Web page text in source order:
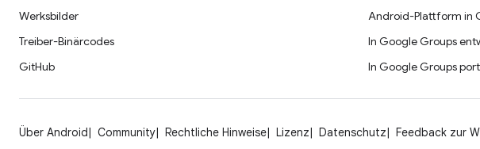
Werksbilder
Treiber-Binärcodes
GitHub
Android-Plattform in
In Google Groups
In Google Groups
Über Android Community Rechtliche Hinweise Lizenz Datenschutz Feedback zur